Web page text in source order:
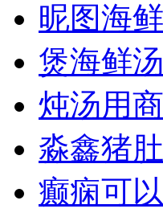
昵图海
煲海鲜
炖汤用
淼鑫猪
癫痫可